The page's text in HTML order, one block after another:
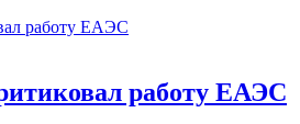
работу ЕАЭС